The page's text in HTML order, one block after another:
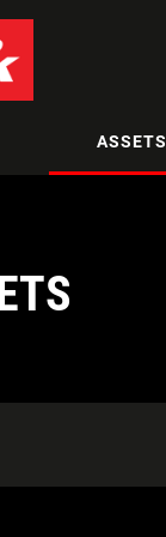
ASSETS